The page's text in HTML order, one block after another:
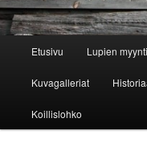
Etusivu Lupien myynti
Kuvagalleriat
Koillislohko